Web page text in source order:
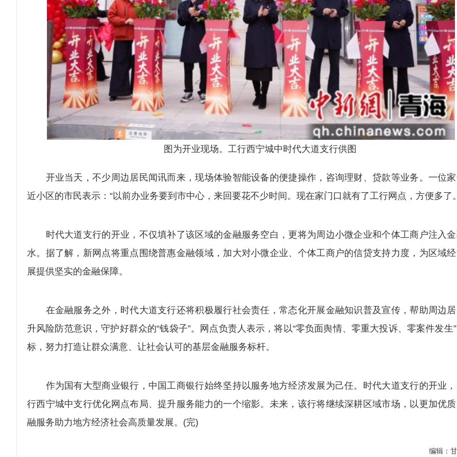
图为开业现场。工行西宁城中时代大道支行供图
开业当天，不少周边居民闻讯而来，现场体验智能设备的便捷操作，咨询理财、贷款等业务。一位
近小区的市民表示：“以前办业务要到市中心，来回要花不少时间。现在家门口就有了工行网点，方便多了
时代大道支行的开业，不仅填补了该区域的金融服务空白，更将为周边小微企业和个体工商户注入
水。据了解，新网点将重点围绕普惠金融领域，加大对小微企业、个体工商户的信贷支持力度，为区域
展提供坚实的金融保障。
在金融服务之外，时代大道支行还将积极履行社会责任，常态化开展金融知识普及宣传，帮助周边
升风险防范意识，守护好群众的“钱袋子”。网点负责人表示，将以“零负面舆情、零重大投诉、零案件发生
标，努力打造让群众满意、让社会认可的基层金融服务标杆。
作为国有大型商业银行，中国工商银行始终坚持以服务地方经济发展为己任。时代大道支行的开业
行西宁城中支行优化网点布局、提升服务能力的一个缩影。未来，该行将继续深耕区域市场，以更加优
融服务助力地方经济社会高质量发展。(完)
编辑：